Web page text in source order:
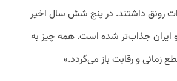
رونق داشتند. در پنج شش سال اخیر
و ایران جذاب‌تر شده است. همه چیز به
زمانی و رقابت باز می‌گردد.»